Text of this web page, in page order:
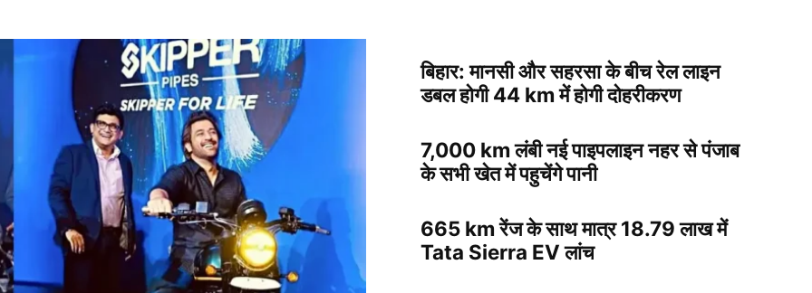
बिहार: मानसी और सहरसा के बीच रेल लाइन
डबल होगी 44 km में होगी दोहरीकरण
7,000 km लंबी नई पाइपलाइन नहर से पंजाब
के सभी खेत में पहुचेंगे पानी
665 km रेंज के साथ मात्र 18.79 लाख में
Tata Sierra EV लांच